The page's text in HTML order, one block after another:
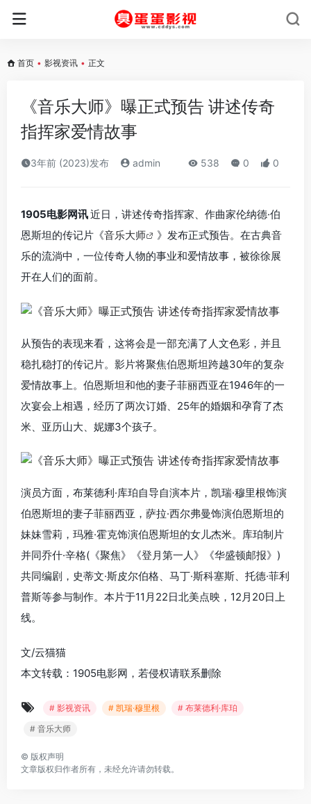
首页 • 影视资讯 • 正文
《音乐大师》曝正式预告 讲述传奇
指挥家爱情故事
3年前 (2023)发布 admin 538 0 0
1905电影网讯近日，讲述传奇指挥家、作曲家伦纳德·伯
恩斯坦的传记片《音乐大师
》发布正式预告。在古典音
乐的流淌中，一位传奇人物的事业和爱情故事，被徐徐展
开在人们的面前。
从预告的表现来看，这将会是一部充满了人文色彩，并且
稳扎稳打的传记片。影片将聚焦伯恩斯坦跨越30年的复杂
爱情故事上。伯恩斯坦和他的妻子菲丽西亚在1946年的一
次宴会上相遇，经历了两次订婚、25年的婚姻和孕育了杰
米、亚历山大、妮娜3个孩子。
演员方面， 布莱德利·库珀自导自演本片， 凯瑞·穆里根饰演
伯恩斯坦的妻子菲丽西亚， 萨拉·西尔弗曼饰演伯恩斯坦的
妹妹雪莉， 玛雅·霍克饰演伯恩斯坦的女儿杰米。库珀制片
并同乔什·辛格( 《聚焦》《登月第一人》《华盛顿邮报》 )
共同编剧， 史蒂文·斯皮尔伯格、 马丁·斯科塞斯、 托德·菲利
普斯等参与制作。本片于11月22日北美点映，12月20日上
线。
文/云猫猫
本文转载：1905电影网，若侵权请联系删除
# 影视资讯 # 凯瑞·穆里根
# 布莱德利·库珀
# 音乐大师
© 版权声明
文章版权归作者所有，未经允许请勿转载。